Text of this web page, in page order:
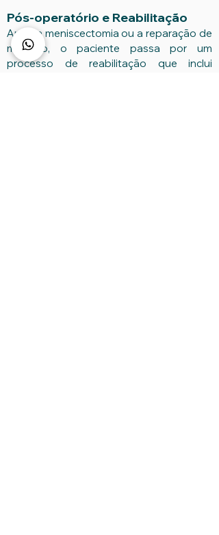
Pós-operatório e Reabilitação
Após a meniscectomia ou a reparação de
menisco, o paciente passa por um
processo de reabilitação que inclui